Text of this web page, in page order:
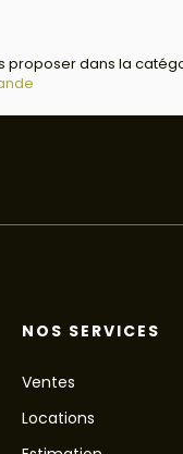
proposer dans la
NOS SERVICES
Ventes
Locations